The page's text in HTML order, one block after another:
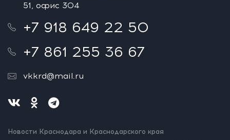
51, офис 304
+7 918 649 22 50
+7 861 255 36 67
vkkrd@mail.ru
Новости Краснодара и Краснодарского края